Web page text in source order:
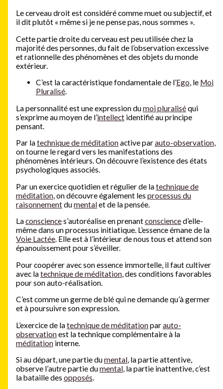
Le cerveau droit est considéré comme muet ou subjectif, et
il dit plutôt « même si je ne pense pas, nous sommes ».
Cette partie droite du cerveau est peu utilisée chez la
majorité des personnes, du fait de l’observation excessive
et rationnelle des phénomènes et des objets du monde
extérieur.
C’est la caractéristique fondamentale de l’Ego, le Moi
Pluralisé.
La personnalité est une expression dumoi pluraliséqui
s’exprime au moyen de l’intellectidentifié au principe
pensant.
Par latechnique de méditationactive parauto-observation,
on tourne le regard vers les manifestations des
phénomènes intérieurs. On découvre l’existence des états
psychologiques associés.
Par un exercice quotidien et régulier de latechnique de
méditation, on découvre également les processus du
raisonnementdumentalet de la pensée.
Laconsciences’autoréalise en prenantconscienced’elle-
même dans un processus initiatique. L’essence émane de la
Voie Lactée. Elle est à l’intérieur de nous tous et attend son
épanouissement pour s’éveiller.
Pour coopérer avec son essence immortelle, il faut cultiver
avec latechnique de méditation, des conditions favorables
pour son auto-réalisation.
C’est comme un germe de blé qui ne demande qu’à germer
et à poursuivre son expression.
L’exercice de latechnique de méditationparauto-
observationest la technique complémentaire à la
méditationinterne.
Si au départ, une partie dumental, la partie attentive,
observe l’autre partie dumental, la partie inattentive, c’est
la bataille des opposés.